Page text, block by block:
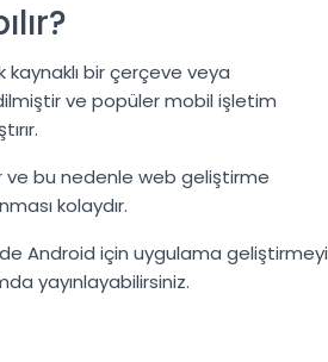
kaynaklı bir çerçeve veya
ve popüler mobil işletim
ve bu nedenle web geliştirme
kolaydır.
Android için uygulama geliştirmeyi
yayınlayabilirsiniz.